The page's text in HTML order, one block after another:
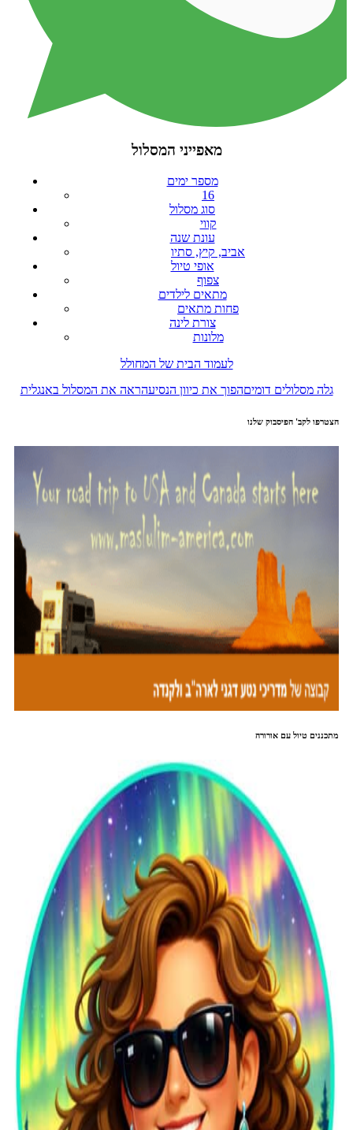
מאפייני המסלול
מספר ימים
16
סוג מסלול
קווי
עונת שנה
אביב, קיץ, סתיו
אופי טיול
צפוף
מתאים לילדים
פחות מתאים
צורת לינה
מלונות
לעמוד הבית של המחולל
גלה מסלולים דומיםהפוך את כיוון הנסיעהראה את המסלול באנגלית
הצטרפו לקב' הפיסבוק שלנו
מתכננים טיול עם אורורה